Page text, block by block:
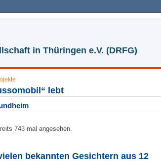
in Thüringen e.V. (DRFG)
lebt
743 mal angesehen.
bekannten Gesichtern aus 12